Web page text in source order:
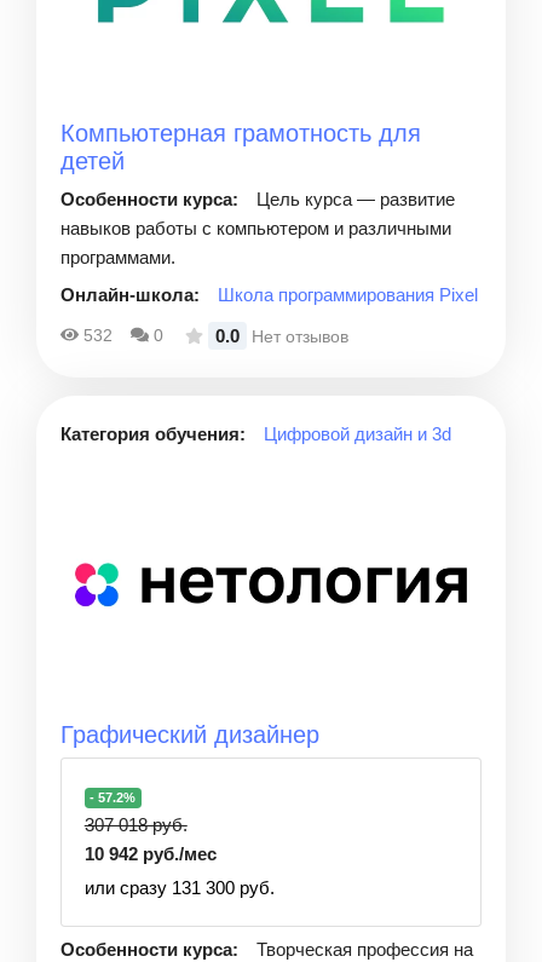
Компьютерная грамотность для
детей
Особенности курса:
Цель курса — развитие
навыков работы с компьютером и различными
программами.
Онлайн-школа:
Школа программирования Pixel
532 0 0.0 Нет отзывов
Категория обучения: Цифровой дизайн и 3d
Графический дизайнер
- 57.2%
307 018 руб.
10 942 руб./мес
или сразу 131 300 руб.
Особенности курса:
Творческая профессия на